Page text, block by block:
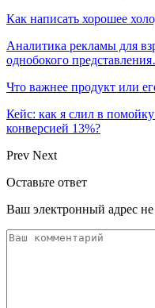
Как написать хорошее
Аналитика рекламы для
однобокого
Что важнее продукт или
Кейс: как я слил в
конверсией 13%?
Prev Next
Оставьте ответ
Ваш электронный адрес не